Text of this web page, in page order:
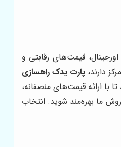
اورجینال، قیمت‌های رقابتی و
دارند،پارت یدک راهسازی
با ارائه قیمت‌های منصفانه،
ما بهره‌مند شوید. انتخاب